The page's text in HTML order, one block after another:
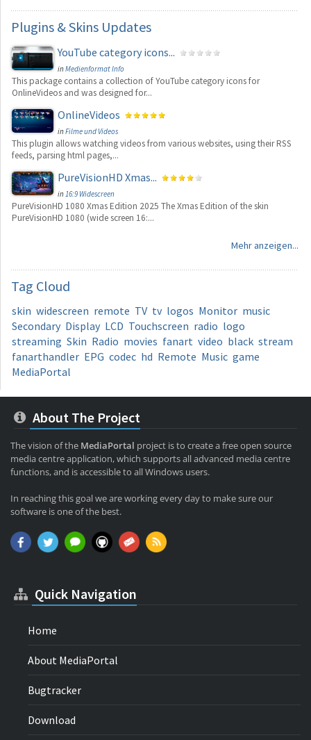
Plugins & Skins Updates
YouTube category icons...
inMedienformat Info
This package contains a collection of YouTube category icons for
OnlineVideos and was designed for...
OnlineVideos
inFilme und Videos
This plugin allows watching videos from various websites, using their RSS
feeds, parsing html pages,...
PureVisionHD Xmas...
in16:9 Widescreen
PureVisionHD 1080 Xmas Edition 2025 The Xmas Edition of the skin
PureVisionHD 1080 (wide screen 16:...
Mehr anzeigen...
Tag Cloud
skin widescreen remote TV tv logos Monitor music
Secondary Display LCD Touchscreen radio logo
streaming Skin Radio movies fanart video black stream
fanarthandler EPG codec hd Remote Music game
MediaPortal
About The Project
The vision of the MediaPortal project is to create a free open source
media centre application, which supports all advanced media centre
functions, and is accessible to all Windows users.
In reaching this goal we are working every day to make sure our
software is one of the best.
Quick Navigation
Home
About MediaPortal
Bugtracker
Download